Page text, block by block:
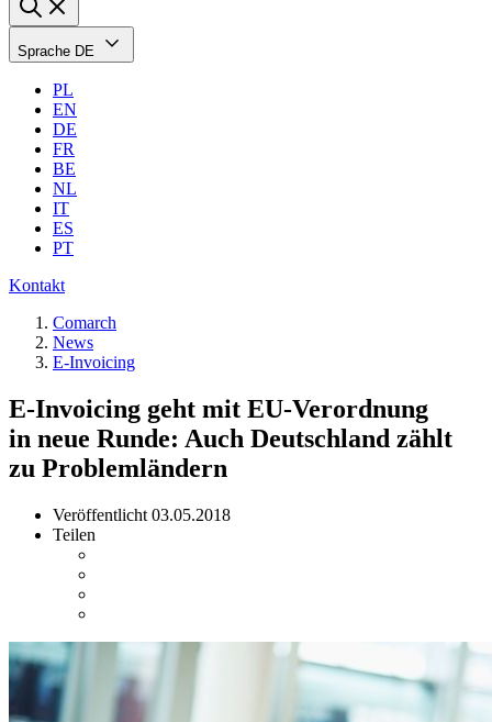
Sprache DE
PL
EN
DE
FR
BE
NL
IT
ES
PT
Kontakt
Comarch
News
E-Invoicing
E-Invoicing geht mit EU-Verordnung
in neue Runde: Auch Deutschland zählt
zu Problemländern
Veröffentlicht 03.05.2018
Teilen